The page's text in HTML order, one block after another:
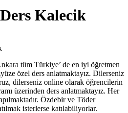
Kalecik
tüm Türkiye’ de en iyi öğretmen
özel ders anlatmaktayız. Dilerseniz
dilerseniz online olarak öğrencilerin
üzerinden ders anlatmaktayız. Her
Özdebir ve Töder
isterlerse katılabiliyorlar.